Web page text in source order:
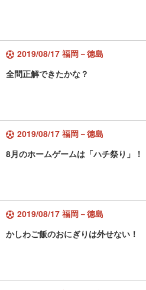
2019/08/17 福岡－徳島
全問正解できたかな？
2019/08/17 福岡－徳島
8月のホームゲームは「ハチ祭り」！
2019/08/17 福岡－徳島
かしわご飯のおにぎりは外せない！